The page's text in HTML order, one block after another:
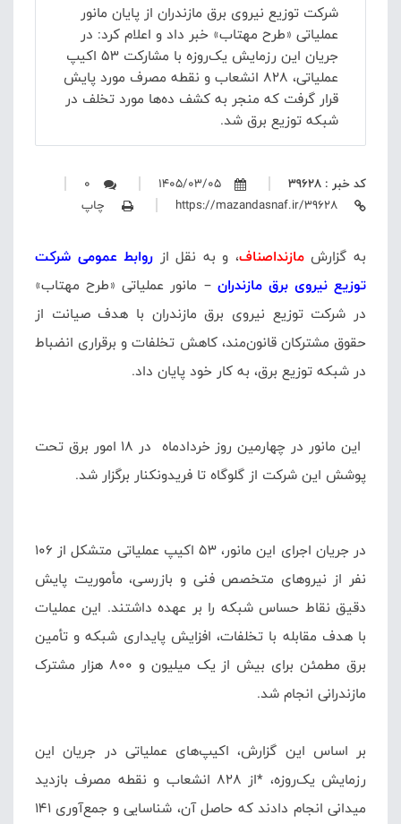
شرکت توزیع نیروی برق مازندران از پایان مانور
عملیاتی «طرح مهتاب» خبر داد و اعلام کرد: در
جریان این رزمایش یک‌روزه با مشارکت ۵۳ اکیپ
عملیاتی، ۸۲۸ انشعاب و نقطه مصرف مورد پایش
قرار گرفت که منجر به کشف ده‌ها مورد تخلف در
شبکه توزیع برق شد.
کد خبر : 39628 1405/03/05
0
چاپ
به گزارشمازنداصناف، و به نقل از روابط عمومی شرکت
توزیع نیروی برق مازندران – مانور عملیاتی «طرح مهتاب»
در شرکت توزیع نیروی برق مازندران با هدف صیانت از
حقوق مشترکان قانون‌مند، کاهش تخلفات و برقراری انضباط
در شبکه توزیع برق، به کار خود پایان داد.
این مانور در چهارمین روز خردادماه در ۱۸ امور برق تحت
پوشش این شرکت از گلوگاه تا فریدونکنار برگزار شد.
در جریان اجرای این مانور، ۵۳ اکیپ عملیاتی متشکل از ۱۰۶
نفر از نیروهای متخصص فنی و بازرسی، مأموریت پایش
دقیق نقاط حساس شبکه را بر عهده داشتند. این عملیات
با هدف مقابله با تخلفات، افزایش پایداری شبکه و تأمین
برق مطمئن برای بیش از یک میلیون و ۸۰۰ هزار مشترک
مازندرانی انجام شد.
بر اساس این گزارش، اکیپ‌های عملیاتی در جریان این
رزمایش یک‌روزه، *از ۸۲۸ انشعاب و نقطه مصرف بازدید
میدانی انجام دادند که حاصل آن، شناسایی و جمع‌آوری ۱۴۱